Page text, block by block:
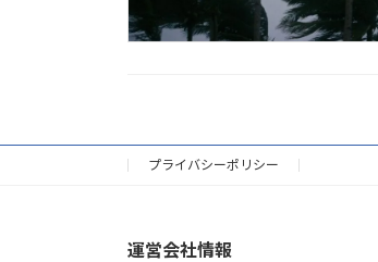
プライバシーポリシー
運営会社情報